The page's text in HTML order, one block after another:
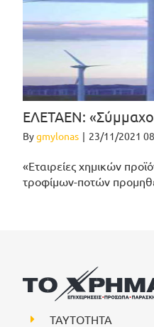
ΕΛΕΤΑΕΝ:
Bygmylonas | 23/11/2021
«Εταιρείες χημικών
τροφίμων-ποτών
ΤΑΥΤΟΤΗΤΑ